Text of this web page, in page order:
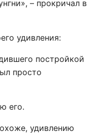
– прокричал в
удивления:
постройкой
просто
его.
удивлению